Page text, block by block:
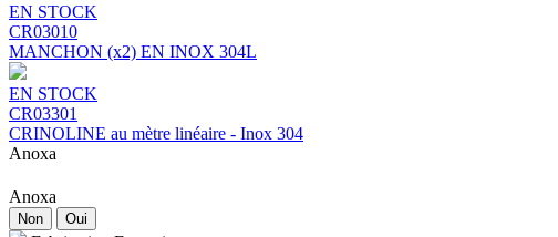
EN STOCK
CR03010
MANCHON (x2) EN INOX 304L
EN STOCK
CR03301
CRINOLINE au mètre linéaire - Inox 304
Anoxa
Anoxa
Non Oui